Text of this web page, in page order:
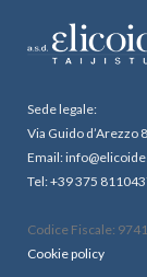
Sede legale:
Via Guido d’Arezzo
Email:
Tel: +39 375
Codice Fiscale:
Cookie policy